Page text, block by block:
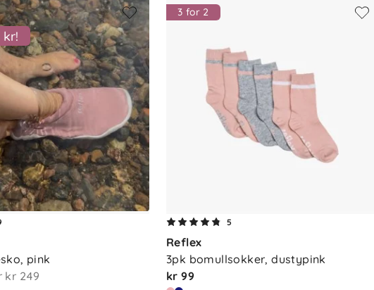
å ta vare på både plagget og miljøet
Tørk gjerne bort flekker med en klut
levetiden, reduserer energibruk
kr!
pink
kr 249
3 for 2
5
Reflex
3pk bomullsokker, dustypink
kr 99